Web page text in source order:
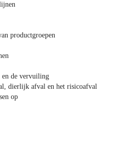
productgroepen
en de vervuiling
dierlijk afval en het risicoafval
op